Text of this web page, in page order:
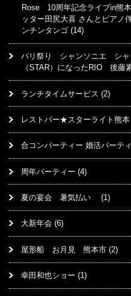
Rose 10周年記念ライブin熊
ッター田尻大喜 さんとピア
ンチンタンゴ (14)
パリ祭り シャンソニエ シ
（STAR）になったRIO 後
ランチタイムサービス (2)
レストバー★スターライト熊本
合コンパーティー 婚活パーテ
周年パーティー (4)
夏の宴会 暑気払い (1)
大新年会 (6)
屋形船 お月見 熊本市 (2)
幸田和也ショー (1)